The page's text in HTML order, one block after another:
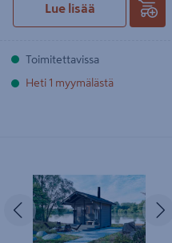
Lue lisää
Toimitettavissa
Heti 1 myymälästä
Edellinen